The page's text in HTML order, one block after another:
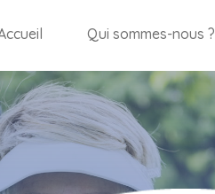
Qui sommes-nous ?